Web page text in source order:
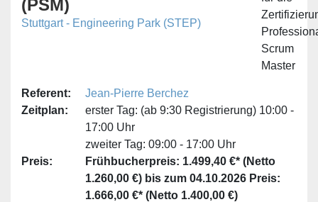
(PSM)
Stuttgart - Engineering Park (STEP)
Referent:
Jean-Pierre Berchez
Zeitplan:
erster Tag: (ab 9:30 Registrierung) 10:00 -
17:00 Uhr
zweiter Tag: 09:00 - 17:00 Uhr
Preis:
Frühbucherpreis: 1.499,40 €* (Netto
1.260,00 €) bis zum 04.10.2026 Preis:
1.666,00 €* (Netto 1.400,00 €)